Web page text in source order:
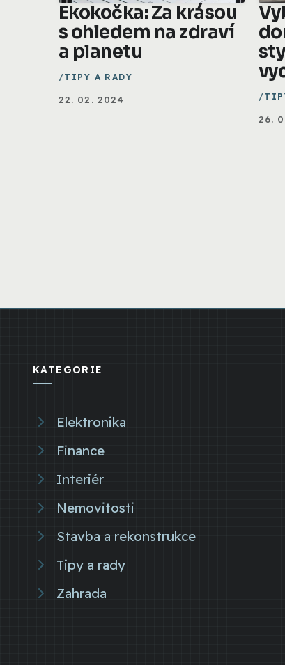
Ekokočka: Za krásou
s ohledem na zdraví
a planetu
TIPY A RADY
22. 02. 2024
26.
KATEGORIE
Elektronika
Finance
Interiér
Nemovitosti
Stavba a rekonstrukce
Tipy a rady
Zahrada